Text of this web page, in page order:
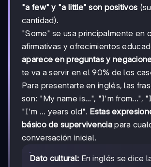
"a few" y "a little" son positivos
cantidad).
"Some" se usa principalmente en
afirmativas y ofrecimientos
aparece en preguntas y
te va a servir en el 90% de los
Para presentarte en inglés, las
son: "My name is...", "I'm from...",
"I'm ... years old". Estas
básico de supervivenciapara
conversación inicial.
Dato cultural: En inglés se dice